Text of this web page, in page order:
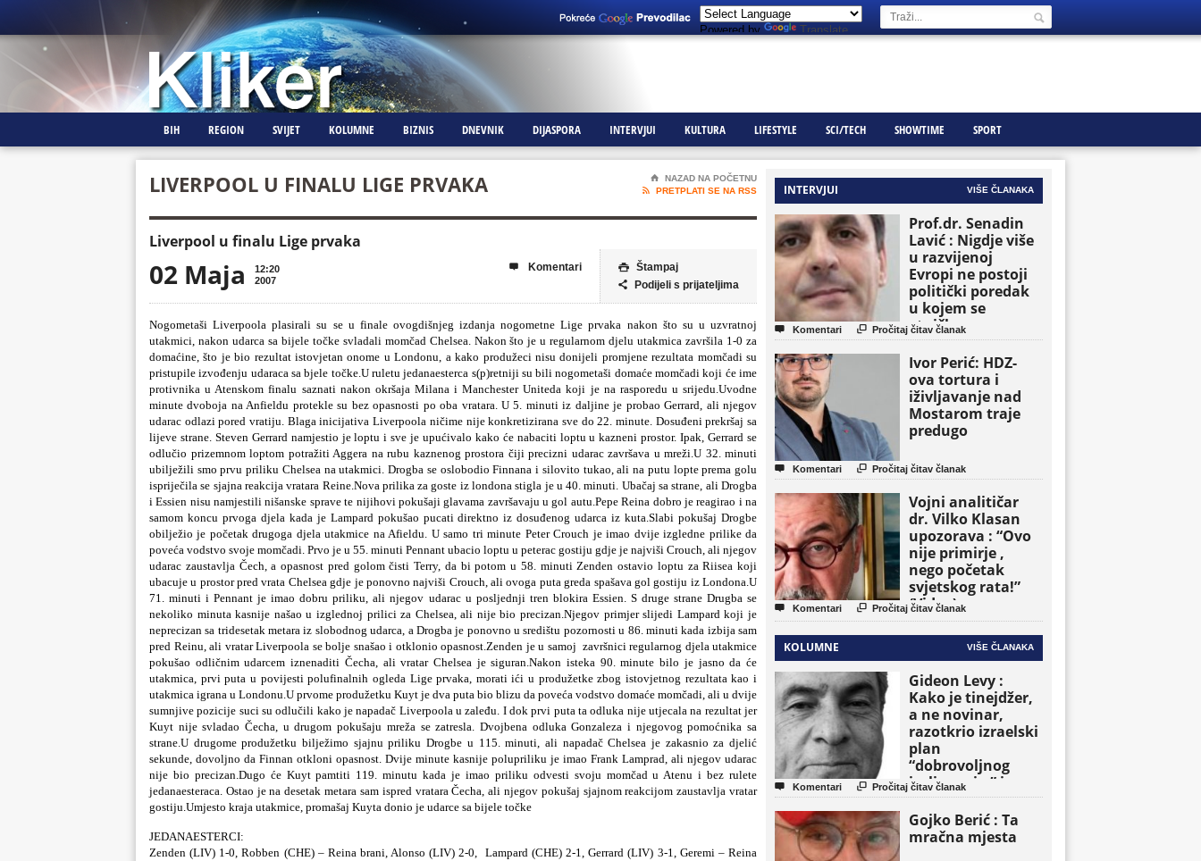
Powered by Translate
BIH REGION SVIJET KOLUMNE BIZNIS DNEVNIK DIJASPORA INTERVJUI KULTURA LIFESTYLE SCI/TECH SHOWTIME SPORT
LIVERPOOL U FINALU LIGE PRVAKA ⌂
NAZAD NA POČETNU

PRETPLATI SE NA RSS
Liverpool u finalu Lige prvaka
02 Maja
12:20
2007
 Štampaj
 Podijeli s prijateljima
 Komentari
Nogometaši Liverpoola plasirali su se u finale ovogdišnjeg izdanja nogometne Lige prvaka nakon što su u uzvratnoj
utakmici, nakon udarca sa bijele točke svladali momčad Chelsea. Nakon što je u regularnom djelu utakmica završila 1-0 za
domaćine, što je bio rezultat istovjetan onome u Londonu, a kako produžeci nisu donijeli promjene rezultata momčadi su
pristupile izvođenju udaraca sa bjele točke.U ruletu jedanaesterca s(p)retniji su bili nogometaši domaće momčadi koji će ime
protivnika u Atenskom finalu saznati nakon okršaja Milana i Manchester Uniteda koji je na rasporedu u srijedu.Uvodne
minute dvoboja na Anfieldu protekle su bez opasnosti po oba vratara. U 5. minuti iz daljine je probao Gerrard, ali njegov
udarac odlazi pored vratiju. Blaga inicijativa Liverpoola ničime nije konkretizirana sve do 22. minute. Dosuđeni prekršaj sa
lijeve strane. Steven Gerrard namjestio je loptu i sve je upućivalo kako će nabaciti loptu u kazneni prostor. Ipak, Gerrard se
odlučio prizemnom loptom potražiti Aggera na rubu kaznenog prostora čiji precizni udarac završava u mreži.U 32. minuti
ubilježili smo prvu priliku Chelsea na utakmici. Drogba se oslobodio Finnana i silovito tukao, ali na putu lopte prema golu
ispriječila se sjajna reakcija vratara Reine.Nova prilika za goste iz londona stigla je u 40. minuti. Ubačaj sa strane, ali Drogba
i Essien nisu namjestili nišanske sprave te nijihovi pokušaji glavama završavaju u gol autu.Pepe Reina dobro je reagirao i na
samom koncu prvoga djela kada je Lampard pokušao pucati direktno iz dosuđenog udarca iz kuta.Slabi pokušaj Drogbe
obilježio je početak drugoga djela utakmice na Afieldu. U samo tri minute Peter Crouch je imao dvije izgledne prilike da
poveća vodstvo svoje momčadi. Prvo je u 55. minuti Pennant ubacio loptu u peterac gostiju gdje je najviši Crouch, ali njegov
udarac zaustavlja Čech, a opasnost pred golom čisti Terry, da bi potom u 58. minuti Zenden ostavio loptu za Riisea koji
ubacuje u prostor pred vrata Chelsea gdje je ponovno najviši Crouch, ali ovoga puta greda spašava gol gostiju iz Londona.U
71. minuti i Pennant je imao dobru priliku, ali njegov udarac u posljednji tren blokira Essien. S druge strane Drugba se
nekoliko minuta kasnije našao u izglednoj prilici za Chelsea, ali nije bio precizan.Njegov primjer slijedi Lampard koji je
neprecizan sa tridesetak metara iz slobodnog udarca, a Drogba je ponovno u središtu pozornosti u 86. minuti kada izbija sam
pred Reinu, ali vratar Liverpoola se bolje snašao i otklonio opasnost.Zenden je u samoj završnici regularnog djela utakmice
pokušao odličnim udarcem iznenaditi Čecha, ali vratar Chelsea je siguran.Nakon isteka 90. minute bilo je jasno da će
utakmica, prvi puta u povijesti polufinalnih ogleda Lige prvaka, morati ići u produžetke zbog istovjetnog rezultata kao i
utakmica igrana u Londonu.U prvome produžetku Kuyt je dva puta bio blizu da poveća vodstvo domaće momčadi, ali u dvije
sumnjive pozicije suci su odlučili kako je napadač Liverpoola u zaleđu. I dok prvi puta ta odluka nije utjecala na rezultat jer
Kuyt nije svladao Čecha, u drugom pokušaju mreža se zatresla. Dvojbena odluka Gonzaleza i njegovog pomoćnika sa
strane.U drugome produžetku bilježimo sjajnu priliku Drogbe u 115. minuti, ali napadač Chelsea je zakasnio za djelić
sekunde, dovoljno da Finnan otkloni opasnost. Dvije minute kasnije polupriliku je imao Frank Lamprad, ali njegov udarac
nije bio precizan.Dugo će Kuyt pamtiti 119. minutu kada je imao priliku odvesti svoju momčad u Atenu i bez rulete
jedanaesteraca. Ostao je na desetak metara sam ispred vratara Čecha, ali njegov pokušaj sjajnom reakcijom zaustavlja vratar
gostiju.Umjesto kraja utakmice, promašaj Kuyta donio je udarce sa bijele točke
JEDANAESTERCI:
Zenden (LIV) 1-0, Robben (CHE) – Reina brani, Alonso (LIV) 2-0, Lampard (CHE) 2-1, Gerrard (LIV) 3-1, Geremi – Reina
INTERVJUI VIŠE ČLANAKA
Prof.dr. Senadin
Lavić : Nigdje više
u razvijenoj
Evropi ne postoji
politički poredak
u kojem se
etničke grupe
pojavljuju kao
osnovne političke
jedinice
 Komentari  Pročitaj čitav članak
Ivor Perić: HDZ-
ova tortura i
iživljavanje nad
Mostarom traje
predugo
 Komentari  Pročitaj čitav članak
Vojni analitičar
dr. Vilko Klasan
upozorava : “Ovo
nije primirje ,
nego početak
svjetskog rata!”
(Video)
 Komentari  Pročitaj čitav članak
KOLUMNE VIŠE ČLANAKA
Gideon Levy :
Kako je tinejdžer,
a ne novinar,
razotkrio izraelski
plan
“dobrovoljnog
iseljavanja ” iz
Gaze
 Komentari  Pročitaj čitav članak
Gojko Berić : Ta
mračna mjesta